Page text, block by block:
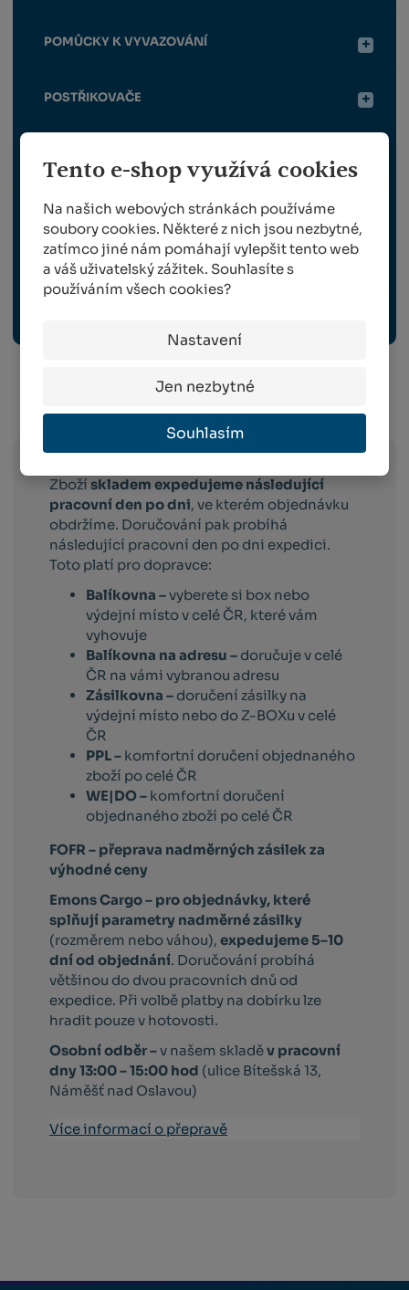
Tento e-shop využívá cookies
Na našich webových stránkách používáme
soubory cookies. Některé z nich jsou nezbytné,
zatímco jiné nám pomáhají vylepšit tento web
a váš uživatelský zážitek. Souhlasíte s
používáním všech cookies?
Nastavení
Jen nezbytné
Souhlasím
POMŮCKY K VYVAZOVÁNÍ
POSTŘIKOVAČE
SKLIZEŇ
TRAVNÍ OSIVO
Info o přepravě:
Zbožískladem expedujeme následující
pracovní den po dni, ve kterém objednávku
obdržíme. Doručování pak probíhá
následující pracovní den po dni expedici.
Toto platí pro dopravce:
Balíkovna –vyberete si box nebo
výdejní místo v celé ČR, které vám
vyhovuje
Balíkovna na adresu – doručuje v celé
ČR na vámi vybranou adresu
Zásilkovna – doručení zásilky na
výdejní místo nebo do Z-BOXu v celé
ČR
PPL – komfortní doručení objednaného
zboží po celé ČR
WE|DO – komfortní doručení
objednaného zboží po celé ČR
FOFR – přeprava nadměrných zásilek za
výhodné ceny
Emons Cargo – pro objednávky, které
splňují parametry nadměrné zásilky
(rozměrem nebo váhou),expedujeme 5–10
dní od objednání. Doručování probíhá
většinou do dvou pracovních dnů od
expedice. Při volbě platby na dobírku lze
hradit pouze v hotovosti.
Osobní odběr –v našem skladěv pracovní
dny 13:00 – 15:00 hod (ulice Bítešská 13,
Náměšť nad Oslavou)
Více informací o přepravě